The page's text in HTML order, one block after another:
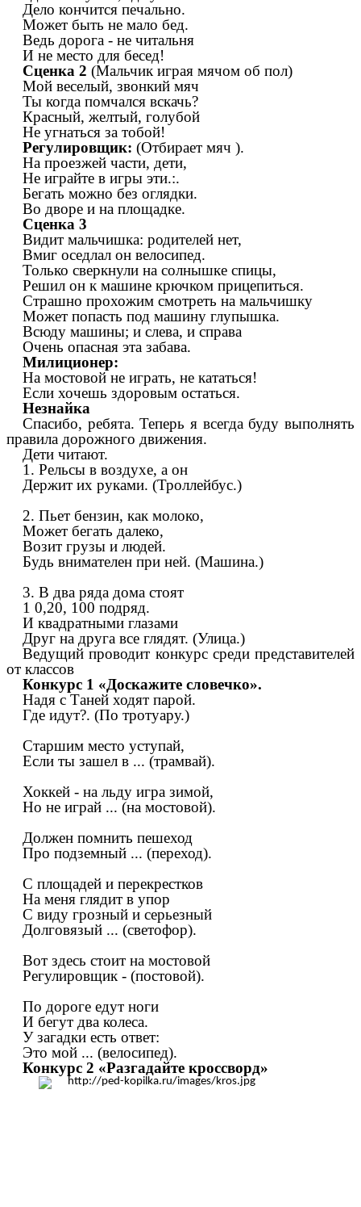
Дело кончится печально.
Может быть не мало бед.
Ведь дорога - не читальня
И не место для бесед!
Сценка 2 (Мальчик играя мячом об пол)
Мой веселый, звонкий мяч
Ты когда помчался вскачь?
Красный, желтый, голубой
Не угнаться за тобой!
Регулировщик: (Отбирает мяч ).
На проезжей части, дети,
Не играйте в игры эти.:.
Бегать можно без оглядки.
Во дворе и на площадке.
Сценка 3
Видит мальчишка: родителей нет,
Вмиг оседлал он велосипед.
Только сверкнули на солнышке спицы,
Решил он к машине крючком прицепиться.
Страшно прохожим смотреть на мальчишку
Может попасть под машину глупышка.
Всюду машины; и слева, и справа
Очень опасная эта забава.
Милиционер:
На мостовой не играть, не кататься!
Если хочешь здоровым остаться.
Незнайка
Спасибо, ребята. Теперь я всегда буду выполнять
правила дорожного движения.
Дети читают.
1. Рельсы в воздухе, а он
Держит их руками. (Троллейбус.)
2. Пьет бензин, как молоко,
Может бегать далеко,
Возит грузы и людей.
Будь внимателен при ней. (Машина.)
3. В два ряда дома стоят
1 0,20, 100 подряд.
И квадратными глазами
Друг на друга все глядят. (Улица.)
Ведущий проводит конкурс среди представителей
от классов
Конкурс 1 «Доскажите словечко».
Надя с Таней ходят парой.
Где идут?. (По тротуару.)
Старшим место уступай,
Если ты зашел в ... (трамвай).
Хоккей - на льду игра зимой,
Но не играй ... (на мостовой).
Должен помнить пешеход
Про подземный ... (переход).
С площадей и перекрестков
На меня глядит в упор
С виду грозный и серьезный
Долговязый ... (светофор).
Вот здесь стоит на мостовой
Регулировщик - (постовой).
По дороге едут ноги
И бегут два колеса.
У загадки есть ответ:
Это мой ... (велосипед).
Конкурс 2 «Разгадайте кроссворд»